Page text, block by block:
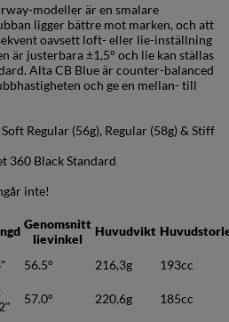
modeller är en smalare
ligger bättre mot marken, och att
oavsett loft- eller lie-inställning
är justerbara ±1,5° och lie kan ställas
Alta CB Blue är counter-balanced
och ge en mellan- till
Regular (56g), Regular (58g) & Stiff
360 Black Standard
inte!
Genomsnitt
lievinkel
Huvudvikt
56.5° 216,3g
193cc
57.0° 220,6g
185cc